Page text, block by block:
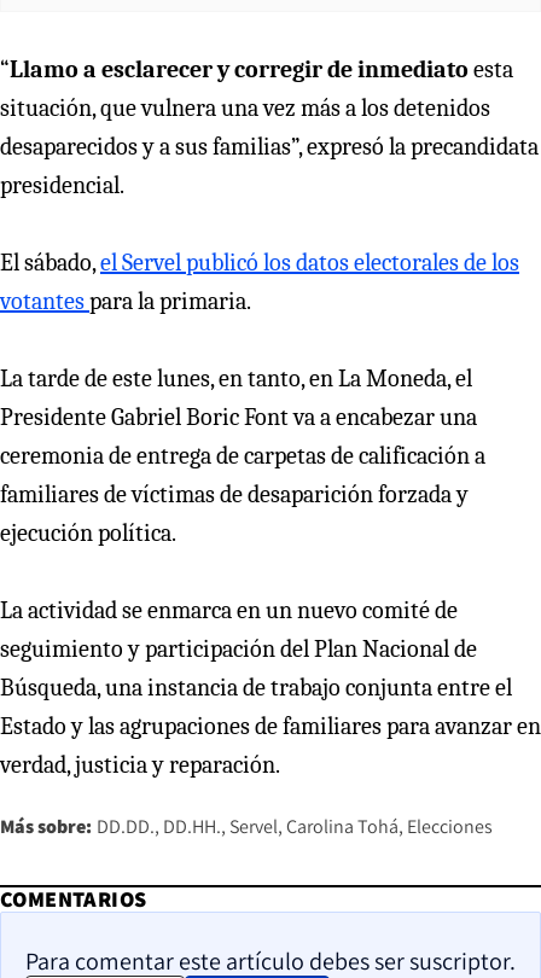
“Llamo a esclarecer y corregir de inmediato esta
situación, que vulnera una vez más a los detenidos
desaparecidos y a sus familias”, expresó la precandidata
presidencial.
El sábado,el Servel publicó los datos electorales de los
votantespara la primaria.
La tarde de este lunes, en tanto, en La Moneda, el
Presidente Gabriel Boric Font va a encabezar una
ceremonia de entrega de carpetas de calificación a
familiares de víctimas de desaparición forzada y
ejecución política.
La actividad se enmarca en un nuevo comité de
seguimiento y participación del Plan Nacional de
Búsqueda, una instancia de trabajo conjunta entre el
Estado y las agrupaciones de familiares para avanzar en
verdad, justicia y reparación.
Más sobre: DD.DD. DD.HH. Servel Carolina Tohá Elecciones
COMENTARIOS
Para comentar este artículo debes ser suscriptor.